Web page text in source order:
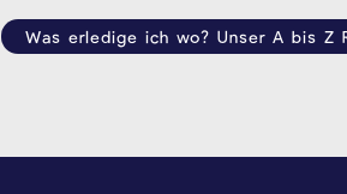
Was erledige ich wo? Unser A bis Z